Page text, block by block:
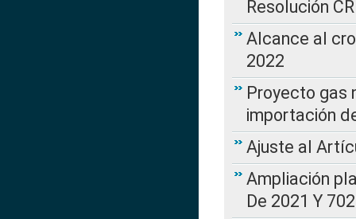
Resolución
Alcance al
2022
Proyecto gas
importación
Ajuste al
Ampliación
De 2021 Y